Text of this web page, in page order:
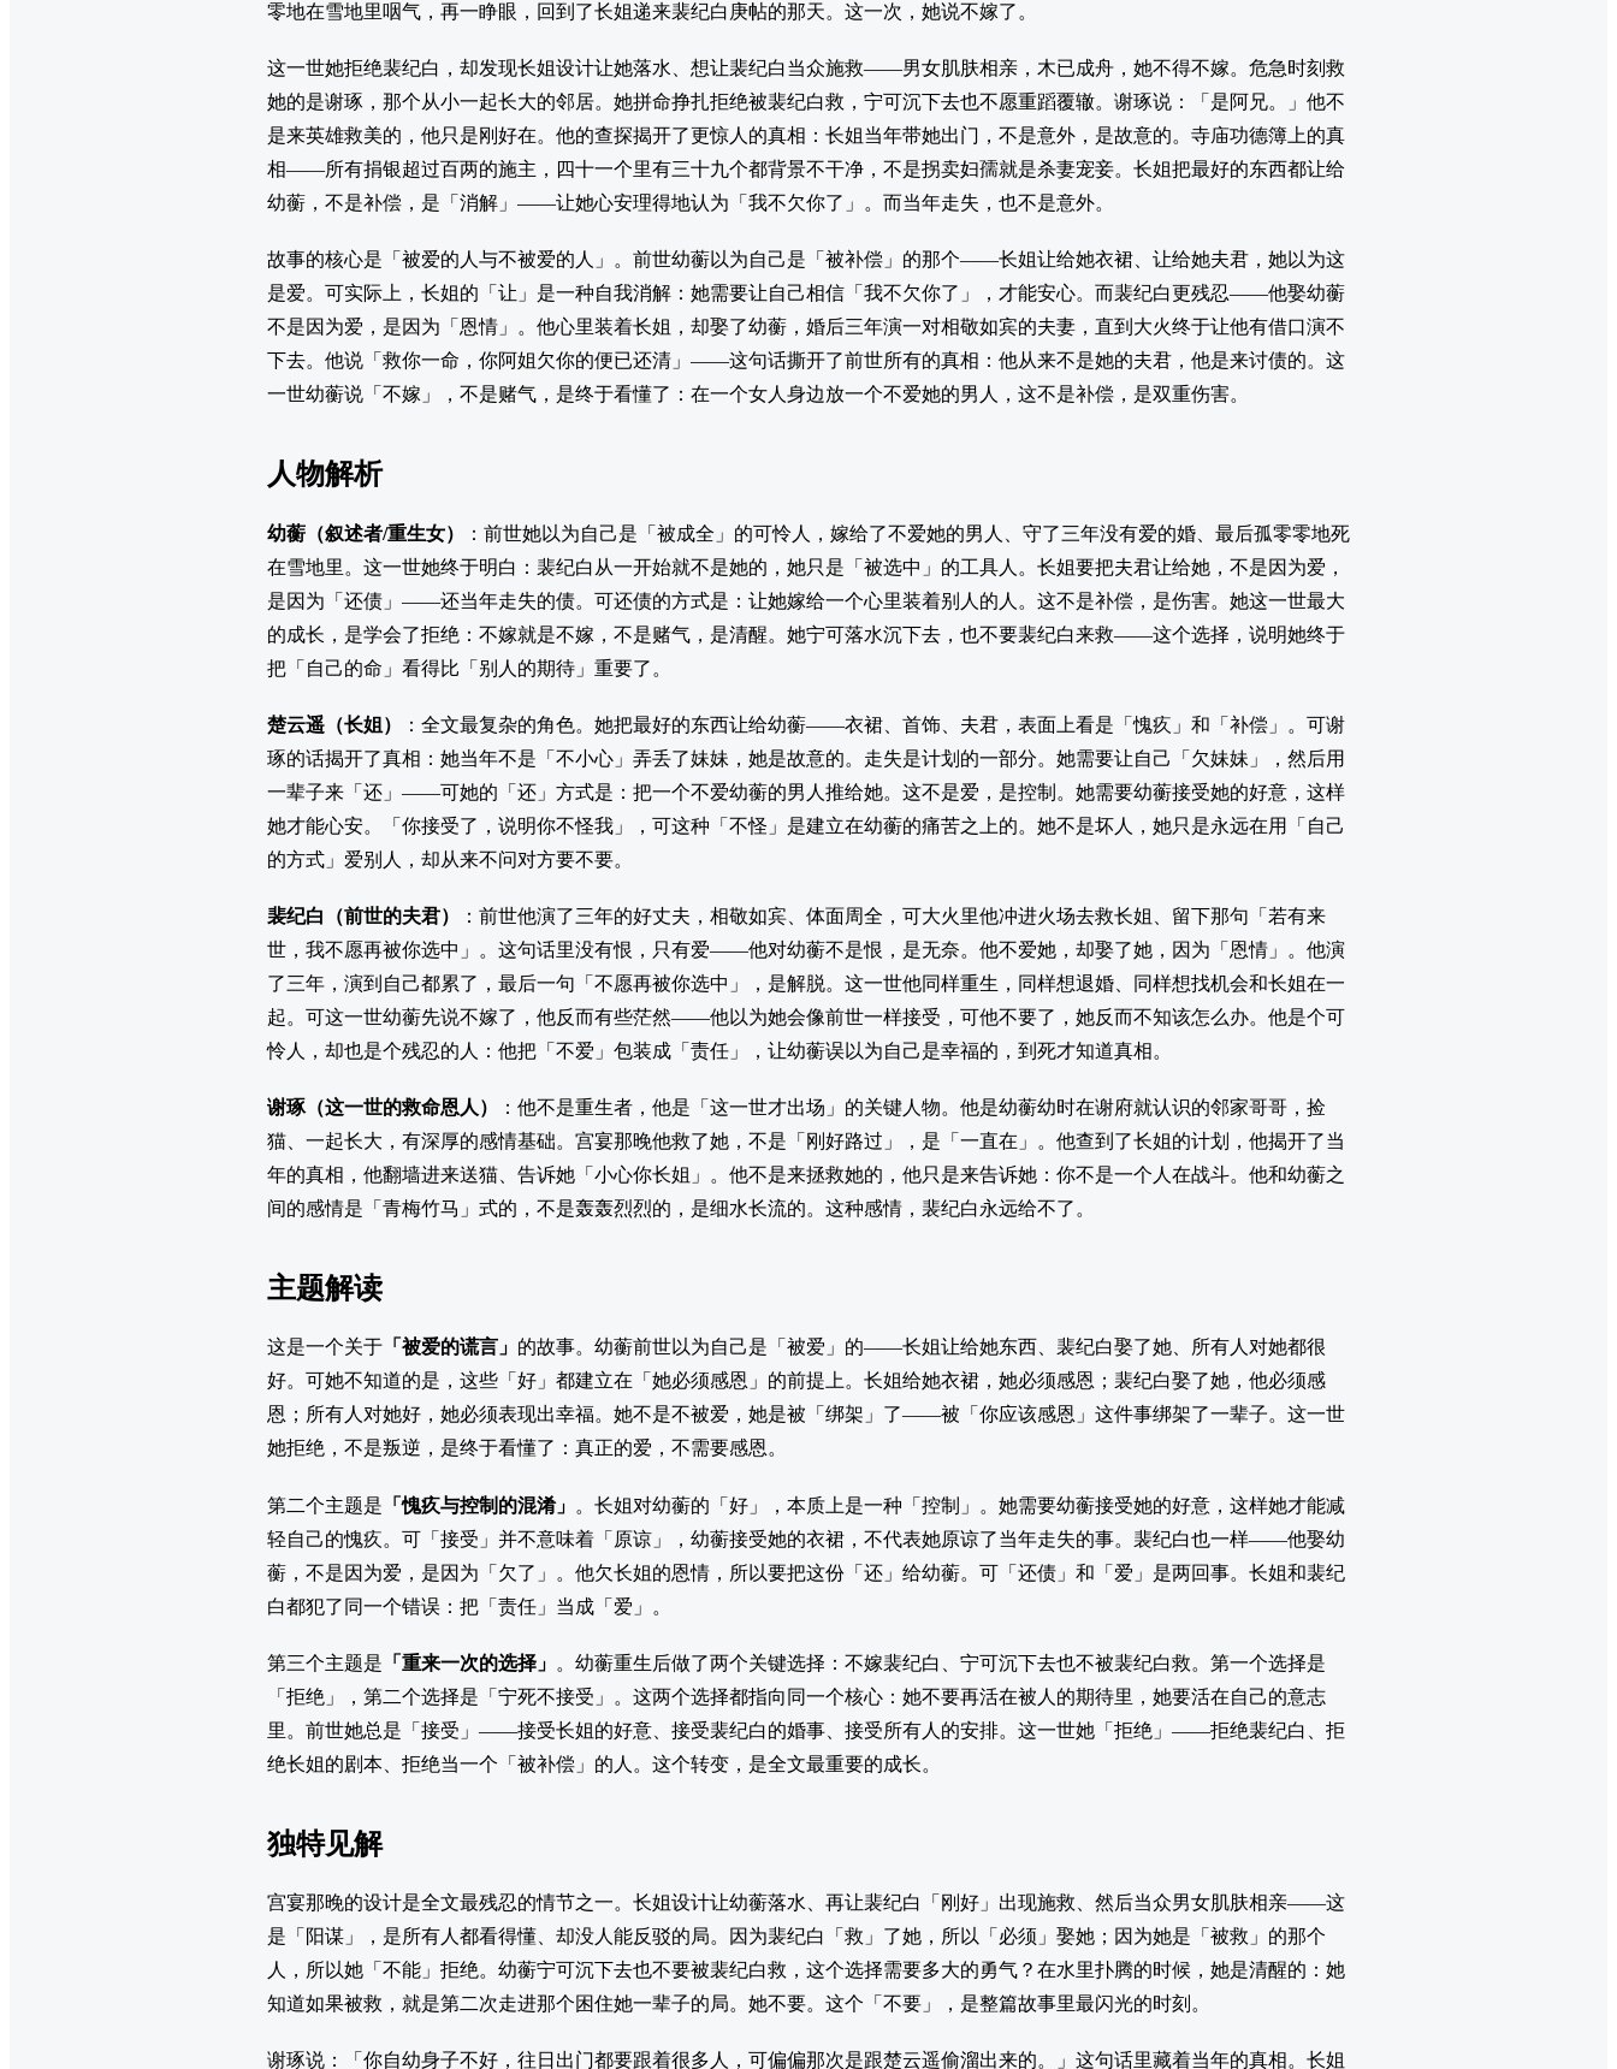
零地在雪地里咽气，再一睁眼，回到了长姐递来裴纪白庚帖的那天。这一次，她说不嫁了。
这一世她拒绝裴纪白，却发现长姐设计让她落水、想让裴纪白当众施救——男女肌肤相亲，木已成舟，她不得不嫁。危急时刻救
她的是谢琢，那个从小一起长大的邻居。她拼命挣扎拒绝被裴纪白救，宁可沉下去也不愿重蹈覆辙。谢琢说：「是阿兄。」他不
是来英雄救美的，他只是刚好在。他的查探揭开了更惊人的真相：长姐当年带她出门，不是意外，是故意的。寺庙功德簿上的真
相——所有捐银超过百两的施主，四十一个里有三十九个都背景不干净，不是拐卖妇孺就是杀妻宠妾。长姐把最好的东西都让给
幼蘅，不是补偿，是「消解」——让她心安理得地认为「我不欠你了」。而当年走失，也不是意外。
故事的核心是「被爱的人与不被爱的人」。前世幼蘅以为自己是「被补偿」的那个——长姐让给她衣裙、让给她夫君，她以为这
是爱。可实际上，长姐的「让」是一种自我消解：她需要让自己相信「我不欠你了」，才能安心。而裴纪白更残忍——他娶幼蘅
不是因为爱，是因为「恩情」。他心里装着长姐，却娶了幼蘅，婚后三年演一对相敬如宾的夫妻，直到大火终于让他有借口演不
下去。他说「救你一命，你阿姐欠你的便已还清」——这句话撕开了前世所有的真相：他从来不是她的夫君，他是来讨债的。这
一世幼蘅说「不嫁」，不是赌气，是终于看懂了：在一个女人身边放一个不爱她的男人，这不是补偿，是双重伤害。
人物解析
幼蘅（叙述者/重生女）
：前世她以为自己是「被成全」的可怜人，嫁给了不爱她的男人、守了三年没有爱的婚、最后孤零零地死
在雪地里。这一世她终于明白：裴纪白从一开始就不是她的，她只是「被选中」的工具人。长姐要把夫君让给她，不是因为爱，
是因为「还债」——还当年走失的债。可还债的方式是：让她嫁给一个心里装着别人的人。这不是补偿，是伤害。她这一世最大
的成长，是学会了拒绝：不嫁就是不嫁，不是赌气，是清醒。她宁可落水沉下去，也不要裴纪白来救——这个选择，说明她终于
把「自己的命」看得比「别人的期待」重要了。
楚云遥（长姐）
：全文最复杂的角色。她把最好的东西让给幼蘅——衣裙、首饰、夫君，表面上看是「愧疚」和「补偿」。可谢
琢的话揭开了真相：她当年不是「不小心」弄丢了妹妹，她是故意的。走失是计划的一部分。她需要让自己「欠妹妹」，然后用
一辈子来「还」——可她的「还」方式是：把一个不爱幼蘅的男人推给她。这不是爱，是控制。她需要幼蘅接受她的好意，这样
她才能心安。「你接受了，说明你不怪我」，可这种「不怪」是建立在幼蘅的痛苦之上的。她不是坏人，她只是永远在用「自己
的方式」爱别人，却从来不问对方要不要。
裴纪白（前世的夫君）
：前世他演了三年的好丈夫，相敬如宾、体面周全，可大火里他冲进火场去救长姐、留下那句「若有来
世，我不愿再被你选中」。这句话里没有恨，只有爱——他对幼蘅不是恨，是无奈。他不爱她，却娶了她，因为「恩情」。他演
了三年，演到自己都累了，最后一句「不愿再被你选中」，是解脱。这一世他同样重生，同样想退婚、同样想找机会和长姐在一
起。可这一世幼蘅先说不嫁了，他反而有些茫然——他以为她会像前世一样接受，可他不要了，她反而不知该怎么办。他是个可
怜人，却也是个残忍的人：他把「不爱」包装成「责任」，让幼蘅误以为自己是幸福的，到死才知道真相。
谢琢（这一世的救命恩人）
：他不是重生者，他是「这一世才出场」的关键人物。他是幼蘅幼时在谢府就认识的邻家哥哥，捡
猫、一起长大，有深厚的感情基础。宫宴那晚他救了她，不是「刚好路过」，是「一直在」。他查到了长姐的计划，他揭开了当
年的真相，他翻墙进来送猫、告诉她「小心你长姐」。他不是来拯救她的，他只是来告诉她：你不是一个人在战斗。他和幼蘅之
间的感情是「青梅竹马」式的，不是轰轰烈烈的，是细水长流的。这种感情，裴纪白永远给不了。
主题解读
这是一个关于 「被爱的谎言」 的故事。幼蘅前世以为自己是「被爱」的——长姐让给她东西、裴纪白娶了她、所有人对她都很
好。可她不知道的是，这些「好」都建立在「她必须感恩」的前提上。长姐给她衣裙，她必须感恩；裴纪白娶了她，他必须感
恩；所有人对她好，她必须表现出幸福。她不是不被爱，她是被「绑架」了——被「你应该感恩」这件事绑架了一辈子。这一世
她拒绝，不是叛逆，是终于看懂了：真正的爱，不需要感恩。
第二个主题是 「愧疚与控制的混淆」 。长姐对幼蘅的「好」，本质上是一种「控制」。她需要幼蘅接受她的好意，这样她才能减
轻自己的愧疚。可「接受」并不意味着「原谅」，幼蘅接受她的衣裙，不代表她原谅了当年走失的事。裴纪白也一样——他娶幼
蘅，不是因为爱，是因为「欠了」。他欠长姐的恩情，所以要把这份「还」给幼蘅。可「还债」和「爱」是两回事。长姐和裴纪
白都犯了同一个错误：把「责任」当成「爱」。
第三个主题是 「重来一次的选择」 。幼蘅重生后做了两个关键选择：不嫁裴纪白、宁可沉下去也不被裴纪白救。第一个选择是
「拒绝」，第二个选择是「宁死不接受」。这两个选择都指向同一个核心：她不要再活在被人的期待里，她要活在自己的意志
里。前世她总是「接受」——接受长姐的好意、接受裴纪白的婚事、接受所有人的安排。这一世她「拒绝」——拒绝裴纪白、拒
绝长姐的剧本、拒绝当一个「被补偿」的人。这个转变，是全文最重要的成长。
独特见解
宫宴那晚的设计是全文最残忍的情节之一。长姐设计让幼蘅落水、再让裴纪白「刚好」出现施救、然后当众男女肌肤相亲——这
是「阳谋」，是所有人都看得懂、却没人能反驳的局。因为裴纪白「救」了她，所以「必须」娶她；因为她是「被救」的那个
人，所以她「不能」拒绝。幼蘅宁可沉下去也不要被裴纪白救，这个选择需要多大的勇气？在水里扑腾的时候，她是清醒的：她
知道如果被救，就是第二次走进那个困住她一辈子的局。她不要。这个「不要」，是整篇故事里最闪光的时刻。
谢琢说：「你自幼身子不好，往日出门都要跟着很多人，可偏偏那次是跟楚云遥偷溜出来的。」这句话里藏着当年的真相。长姐